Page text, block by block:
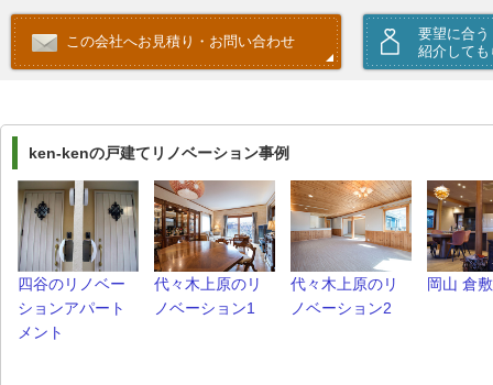
この会社へお見積り・お問い合わせ
要望に合
紹介しても
ken-kenの戸建てリノベーション事例
四谷のリノベー
ションアパート
メント
代々木上原のリ
ノベーション1
代々木上原のリ
ノベーション2
岡山 倉